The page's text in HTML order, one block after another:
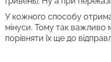
У кожного способу
мінуси. Тому так важливо
порівняти їх ще до